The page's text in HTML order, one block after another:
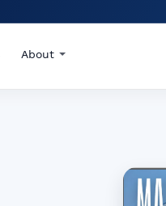
About